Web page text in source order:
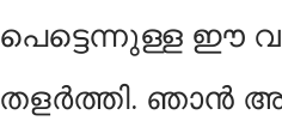
പെട്ടെന്നുള്ള ഈ
തളർത്തി. ഞാൻ